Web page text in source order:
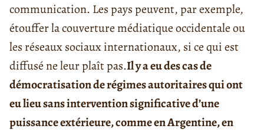
communication. Les pays peuvent, par exemple,
étouffer la couverture médiatique occidentale ou
les réseaux sociaux internationaux, si ce qui est
diffusé ne leur plaît pas.Il y a eu des cas de
démocratisation de régimes autoritaires qui ont
eu lieu sans intervention significative d’une
puissance extérieure, comme en Argentine, en